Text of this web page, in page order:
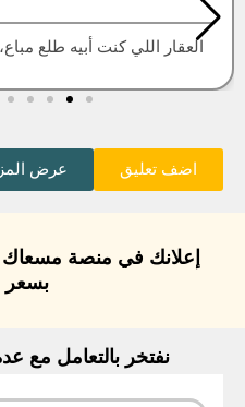
العقار اللي كنت أبيه طلع
اضف تعليق عرض
إعلانك في منصة مسعاك
بسعر
نفتخر بالتعامل